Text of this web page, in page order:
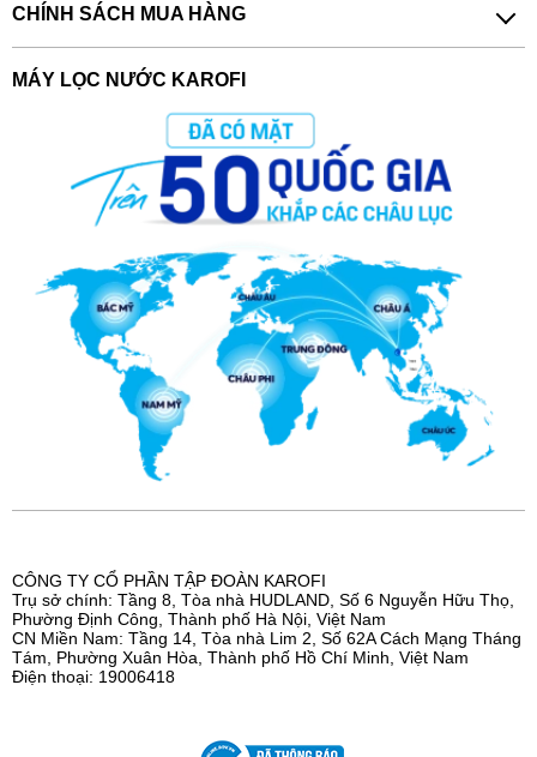
CHÍNH SÁCH MUA HÀNG
MÁY LỌC NƯỚC KAROFI
CÔNG TY CỔ PHẦN TẬP ĐOÀN KAROFI
Trụ sở chính: Tầng 8, Tòa nhà HUDLAND, Số 6 Nguyễn Hữu Thọ,
Phường Định Công, Thành phố Hà Nội, Việt Nam
CN Miền Nam: Tầng 14, Tòa nhà Lim 2, Số 62A Cách Mạng Tháng
Tám, Phường Xuân Hòa, Thành phố Hồ Chí Minh, Việt Nam
Điện thoại: 19006418